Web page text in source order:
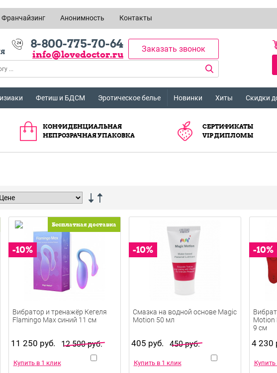
Франчайзинг Анонимность Контакты
8-800-775-70-64
info@lovedoctor.ru
Заказать звонок
Фетиш и БДСМ Эротическое белье Новинки Хиты Скидки
КОНФИДЕНЦИАЛЬНАЯ
НЕПРОЗРАЧНАЯ УПАКОВКА
СЕРТИФИКАТЫ
VIP ДИПЛОМЫ
Бесплатная доставка
11 250 руб. 12 500 руб.
Купить в 1 клик
405 руб. 450 руб.
Купить в 1 клик
4 230